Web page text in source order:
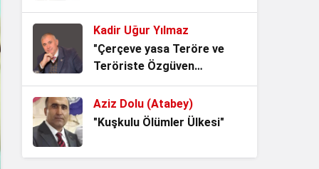
Srebrenitsa: Gölgesine
Basılan İnsanlık
Belediye Misiniz, Devlet mi
Kuruyorsunuz?
verecek."
Kadir Uğur Yılmaz
"Çerçeve yasa Teröre ve
Teröriste Özgüven
vermekten başka işe
YARAMAZ!"
Aziz Dolu (Atabey)
"Kuşkulu Ölümler Ülkesi"